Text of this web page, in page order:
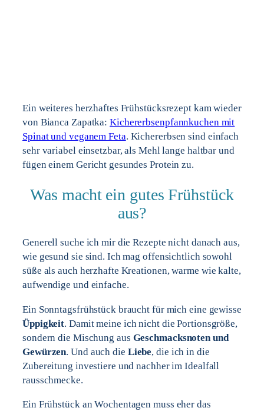
Ein weiteres herzhaftes Frühstücksrezept kam wieder
von Bianca Zapatka: Kichererbsenpfannkuchen mit
Spinat und veganem Feta. Kichererbsen sind einfach
sehr variabel einsetzbar, als Mehl lange haltbar und
fügen einem Gericht gesundes Protein zu.
Was macht ein gutes Frühstück
aus?
Generell suche ich mir die Rezepte nicht danach aus,
wie gesund sie sind. Ich mag offensichtlich sowohl
süße als auch herzhafte Kreationen, warme wie kalte,
aufwendige und einfache.
Ein Sonntagsfrühstück braucht für mich eine gewisse
Üppigkeit. Damit meine ich nicht die Portionsgröße,
sondern die Mischung aus Geschmacksnoten und
Gewürzen. Und auch die Liebe, die ich in die
Zubereitung investiere und nachher im Idealfall
rausschmecke.
Ein Frühstück an Wochentagen muss eher das